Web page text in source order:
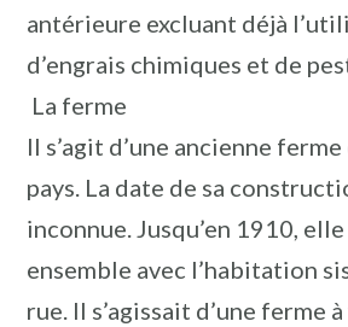
antérieure excluant déjà
d’engrais chimiques et de
La ferme
Il s’agit d’une ancienne
pays. La date de sa
inconnue. Jusqu’en 1910,
ensemble avec l’habitation
rue. Il s’agissait d’une ferme